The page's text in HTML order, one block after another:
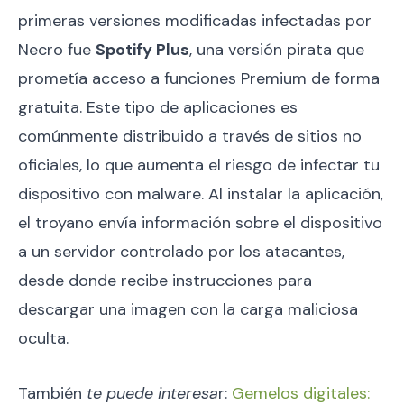
primeras versiones modificadas infectadas por
Necro fue Spotify Plus, una versión pirata que
prometía acceso a funciones Premium de forma
gratuita. Este tipo de aplicaciones es
comúnmente distribuido a través de sitios no
oficiales, lo que aumenta el riesgo de infectar tu
dispositivo con malware. Al instalar la aplicación,
el troyano envía información sobre el dispositivo
a un servidor controlado por los atacantes,
desde donde recibe instrucciones para
descargar una imagen con la carga maliciosa
oculta.
También te puede interesar: Gemelos digitales: